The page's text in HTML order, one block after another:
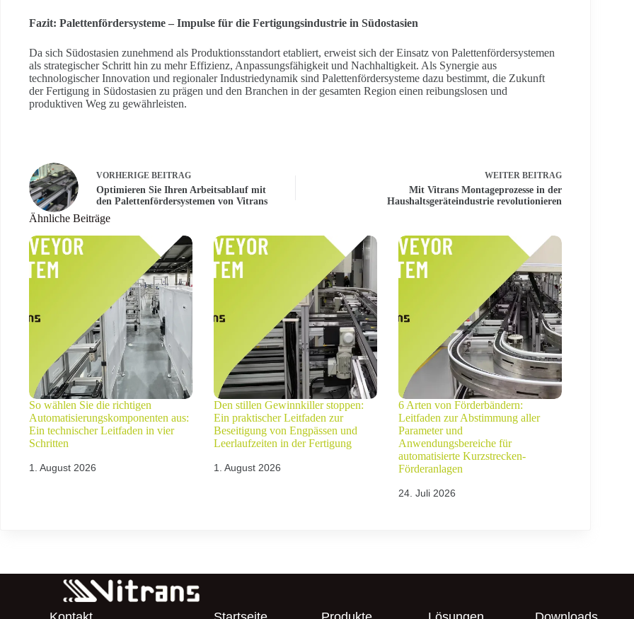
Fazit: Palettenfördersysteme – Impulse für die Fertigungsindustrie in Südostasien
Da sich Südostasien zunehmend als Produktionsstandort etabliert, erweist sich der Einsatz von Palettenfördersystemen
als strategischer Schritt hin zu mehr Effizienz, Anpassungsfähigkeit und Nachhaltigkeit. Als Synergie aus
technologischer Innovation und regionaler Industriedynamik sind Palettenfördersysteme dazu bestimmt, die Zukunft
der Fertigung in Südostasien zu prägen und den Branchen in der gesamten Region einen reibungslosen und
produktiven Weg zu gewährleisten.
VORHERIGE BEITRAG
Optimieren Sie Ihren Arbeitsablauf mit
den Palettenfördersystemen von Vitrans
WEITER BEITRAG
Mit Vitrans Montageprozesse in der
Haushaltsgeräteindustrie revolutionieren
Ähnliche Beiträge
So wählen Sie die richtigen
Automatisierungskomponenten aus:
Ein technischer Leitfaden in vier
Schritten
1. August 2026
Den stillen Gewinnkiller stoppen:
Ein praktischer Leitfaden zur
Beseitigung von Engpässen und
Leerlaufzeiten in der Fertigung
1. August 2026
6 Arten von Förderbändern:
Leitfaden zur Abstimmung aller
Parameter und
Anwendungsbereiche für
automatisierte Kurzstrecken-
Förderanlagen
24. Juli 2026